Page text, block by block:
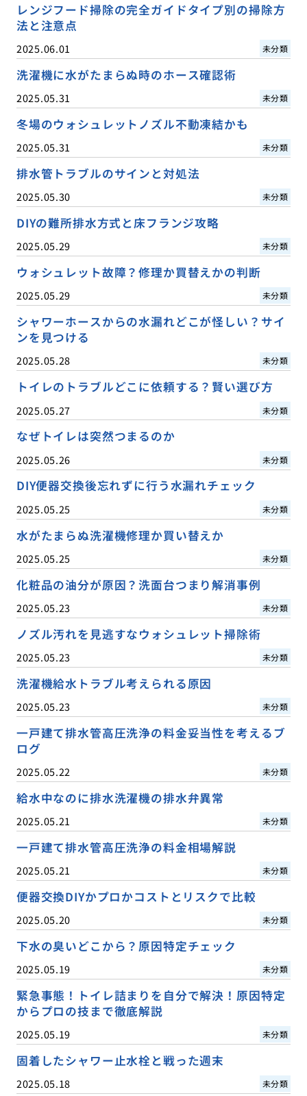
レンジフード掃除の完全ガイドタイプ別の掃除方
法と注意点
2025.06.01 未分類
洗濯機に水がたまらぬ時のホース確認術
2025.05.31 未分類
冬場のウォシュレットノズル不動凍結かも
2025.05.31 未分類
排水管トラブルのサインと対処法
2025.05.30 未分類
DIYの難所排水方式と床フランジ攻略
2025.05.29 未分類
ウォシュレット故障？修理か買替えかの判断
2025.05.29 未分類
シャワーホースからの水漏れどこが怪しい？サイ
ンを見つける
2025.05.28 未分類
トイレのトラブルどこに依頼する？賢い選び方
2025.05.27 未分類
なぜトイレは突然つまるのか
2025.05.26 未分類
DIY便器交換後忘れずに行う水漏れチェック
2025.05.25 未分類
水がたまらぬ洗濯機修理か買い替えか
2025.05.25 未分類
化粧品の油分が原因？洗面台つまり解消事例
2025.05.23 未分類
ノズル汚れを見逃すなウォシュレット掃除術
2025.05.23 未分類
洗濯機給水トラブル考えられる原因
2025.05.23 未分類
一戸建て排水管高圧洗浄の料金妥当性を考えるブ
ログ
2025.05.22 未分類
給水中なのに排水洗濯機の排水弁異常
2025.05.21 未分類
一戸建て排水管高圧洗浄の料金相場解説
2025.05.21 未分類
便器交換DIYかプロかコストとリスクで比較
2025.05.20 未分類
下水の臭いどこから？原因特定チェック
2025.05.19 未分類
緊急事態！トイレ詰まりを自分で解決！原因特定
からプロの技まで徹底解説
2025.05.19 未分類
固着したシャワー止水栓と戦った週末
2025.05.18 未分類